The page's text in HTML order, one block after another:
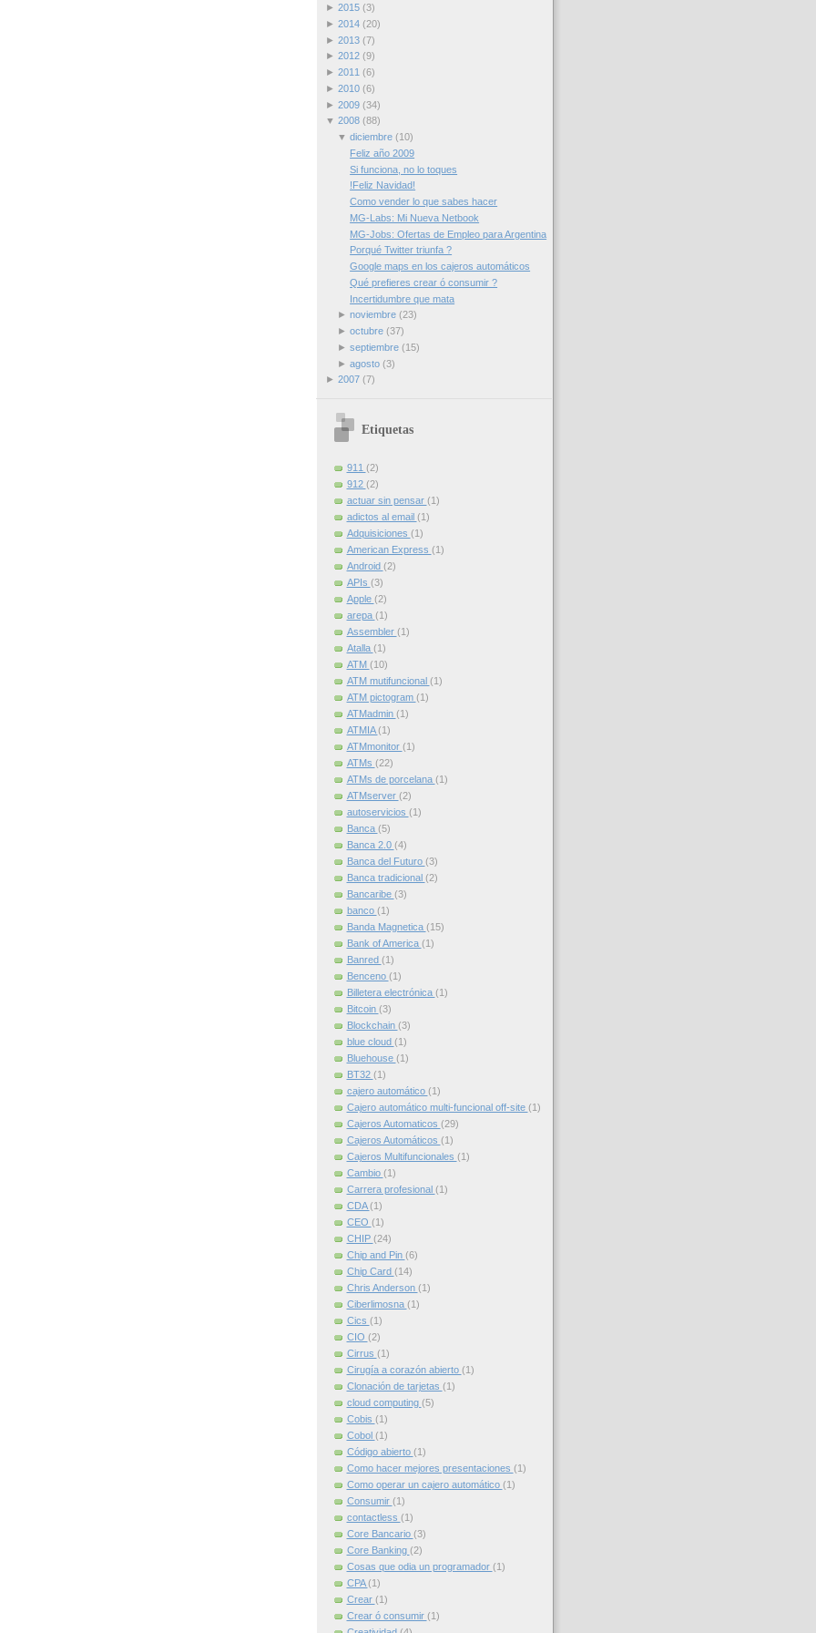
► 2015 (3)
► 2014 (20)
► 2013 (7)
► 2012 (9)
► 2011 (6)
► 2010 (6)
► 2009 (34)
▼ 2008 (88)
▼ diciembre (10)
Feliz año 2009
Si funciona, no lo toques
!Feliz Navidad!
Como vender lo que sabes hacer
MG-Labs: Mi Nueva Netbook
MG-Jobs: Ofertas de Empleo para Argentina
Porqué Twitter triunfa ?
Google maps en los cajeros automáticos
Qué prefieres crear ó consumir ?
Incertidumbre que mata
► noviembre (23)
► octubre (37)
► septiembre (15)
► agosto (3)
► 2007 (7)
Etiquetas
911 (2)
912 (2)
actuar sin pensar (1)
adictos al email (1)
Adquisiciones (1)
American Express (1)
Android (2)
APIs (3)
Apple (2)
arepa (1)
Assembler (1)
Atalla (1)
ATM (10)
ATM mutifuncional (1)
ATM pictogram (1)
ATMadmin (1)
ATMIA(1)
ATMmonitor (1)
ATMs (22)
ATMs de porcelana (1)
ATMserver (2)
autoservicios (1)
Banca (5)
Banca 2.0 (4)
Banca del Futuro (3)
Banca tradicional (2)
Bancaribe (3)
banco (1)
Banda Magnetica (15)
Bank of America (1)
Banred (1)
Benceno (1)
Billetera electrónica (1)
Bitcoin (3)
Blockchain (3)
blue cloud (1)
Bluehouse (1)
BT32 (1)
cajero automático (1)
Cajero automático multi-funcional off-site (1)
Cajeros Automaticos (29)
Cajeros Automáticos (1)
Cajeros Multifuncionales (1)
Cambio (1)
Carrera profesional (1)
CDA(1)
CEO (1)
CHIP (24)
Chip and Pin (6)
Chip Card (14)
Chris Anderson (1)
Ciberlimosna (1)
Cics (1)
CIO (2)
Cirrus (1)
Cirugía a corazón abierto (1)
Clonación de tarjetas (1)
cloud computing (5)
Cobis (1)
Cobol (1)
Código abierto (1)
Como hacer mejores presentaciones (1)
Como operar un cajero automático (1)
Consumir (1)
contactless (1)
Core Bancario (3)
Core Banking (2)
Cosas que odia un programador (1)
CPA(1)
Crear (1)
Crear ó consumir (1)